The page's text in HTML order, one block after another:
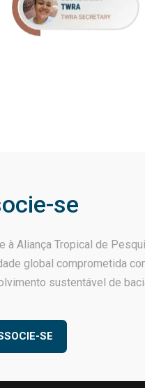
se
à Aliança Tropical de
global comprometida
sustentável de
SE